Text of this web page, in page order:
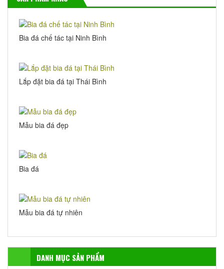
Bia đá chế tác tại Ninh Bình
Lắp đặt bia đá tại Thái Bình
Mẫu bia đá đẹp
Bia đá
Mẫu bia đá tự nhiên
DANH MỤC SẢN PHẨM